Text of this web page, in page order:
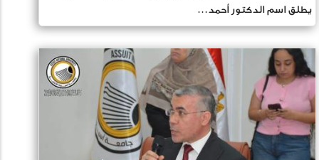
يطلق اسم الدكتور أحمد…